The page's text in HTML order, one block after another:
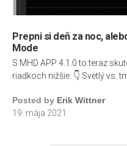
Prepni si deň za noc,
Mode
S MHD APP 4.1.0 to teraz
riadkoch nižšie. 👇 Svetlý vs.
Posted by Erik Wittner
19. mája 2021